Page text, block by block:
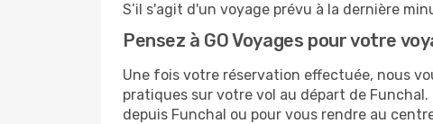
S’il s'agit d'un voyage prévu à la dernière
Pensez à GO Voyages pour votre
Une fois votre réservation effectuée, nous
pratiques sur votre vol au départ de
depuis Funchal ou pour vous rendre au